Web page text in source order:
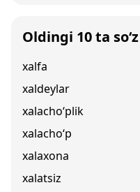
Oldingi 10 ta so‘z
xalfa
xaldeylar
xalacho‘plik
xalacho‘p
xalaxona
xalatsiz